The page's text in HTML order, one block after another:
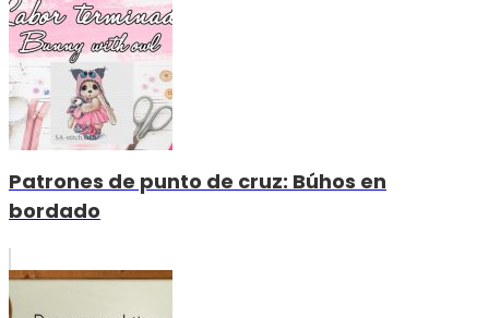
Patrones de punto de cruz: Búhos en
bordado